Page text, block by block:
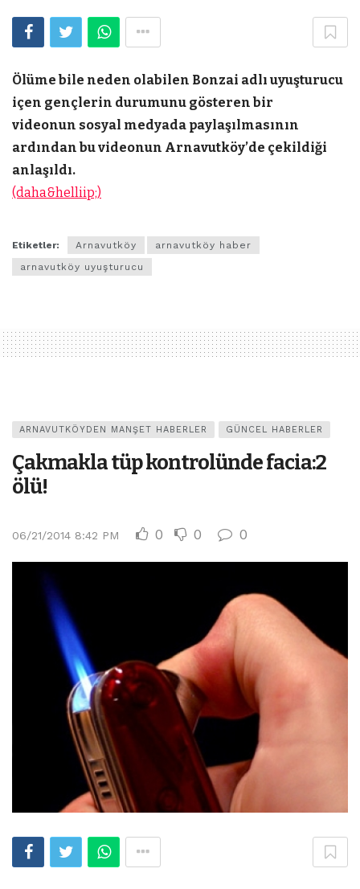
Ölüme bile neden olabilen Bonzai adlı uyuşturucu
içen gençlerin durumunu gösteren bir
videonun sosyal medyada paylaşılmasının
ardından bu videonun Arnavutköy’de çekildiği
anlaşıldı.
(daha&helliip;)
Etiketler: Arnavutköy
arnavutköy haber
arnavutköy uyuşturucu
ARNAVUTKÖYDEN MANŞET HABERLER GÜNCEL HABERLER
Çakmakla tüp kontrolünde facia:2
ölü!
06/21/2014 8:42 PM 0 0 0